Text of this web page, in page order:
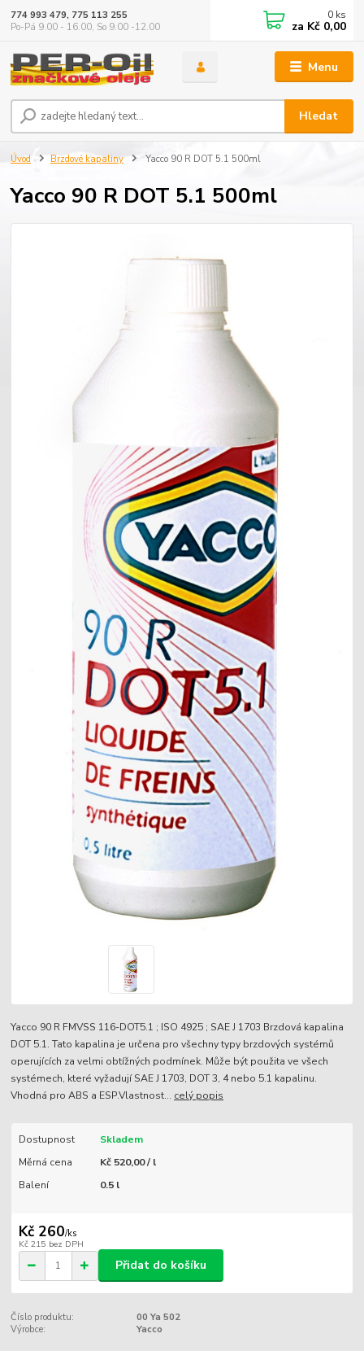
Menu
Hledat
774 993 479, 775 113 255
Po-Pá 9.00 - 16.00, So 9.00 -12.00
0 ks
za Kč 0,00
Úvod Brzdové kapaliny Yacco 90 R DOT 5.1 500ml
Yacco 90 R DOT 5.1 500ml
Yacco 90 R FMVSS 116-DOT5.1 ; ISO 4925 ; SAE J 1703 Brzdová kapalina
DOT 5.1. Tato kapalina je určena pro všechny typy brzdových systémů
operujících za velmi obtížných podmínek. Může být použita ve všech
systémech, které vyžadují SAE J 1703, DOT 3, 4 nebo 5.1 kapalinu.
Vhodná pro ABS a ESP.Vlastnost... celý popis
Dostupnost
Skladem
Měrná cena
Kč 520,00 / l
Balení
0.5 l
Kč 260/ks
Kč 215 bez DPH
Přidat do košíku
Číslo produktu:
00 Ya 502
Výrobce:
Yacco